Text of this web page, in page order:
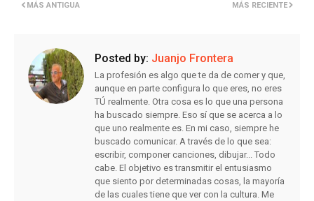
MÁS RECIENTE
MÁS ANTIGUA
Posted by: Juanjo Frontera
La profesión es algo que te da de comer y que,
aunque en parte configura lo que eres, no eres
TÚ realmente. Otra cosa es lo que una persona
ha buscado siempre. Eso sí que se acerca a lo
que uno realmente es. En mi caso, siempre he
buscado comunicar. A través de lo que sea:
escribir, componer canciones, dibujar... Todo
cabe. El objetivo es transmitir el entusiasmo
que siento por determinadas cosas, la mayoría
de las cuales tiene que ver con la cultura. Me